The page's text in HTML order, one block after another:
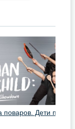
поваров. Дети против